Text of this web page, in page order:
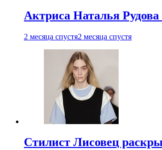
Актриса Наталья Рудова
2 месяца спустя2 месяца спустя
Стилист Лисовец